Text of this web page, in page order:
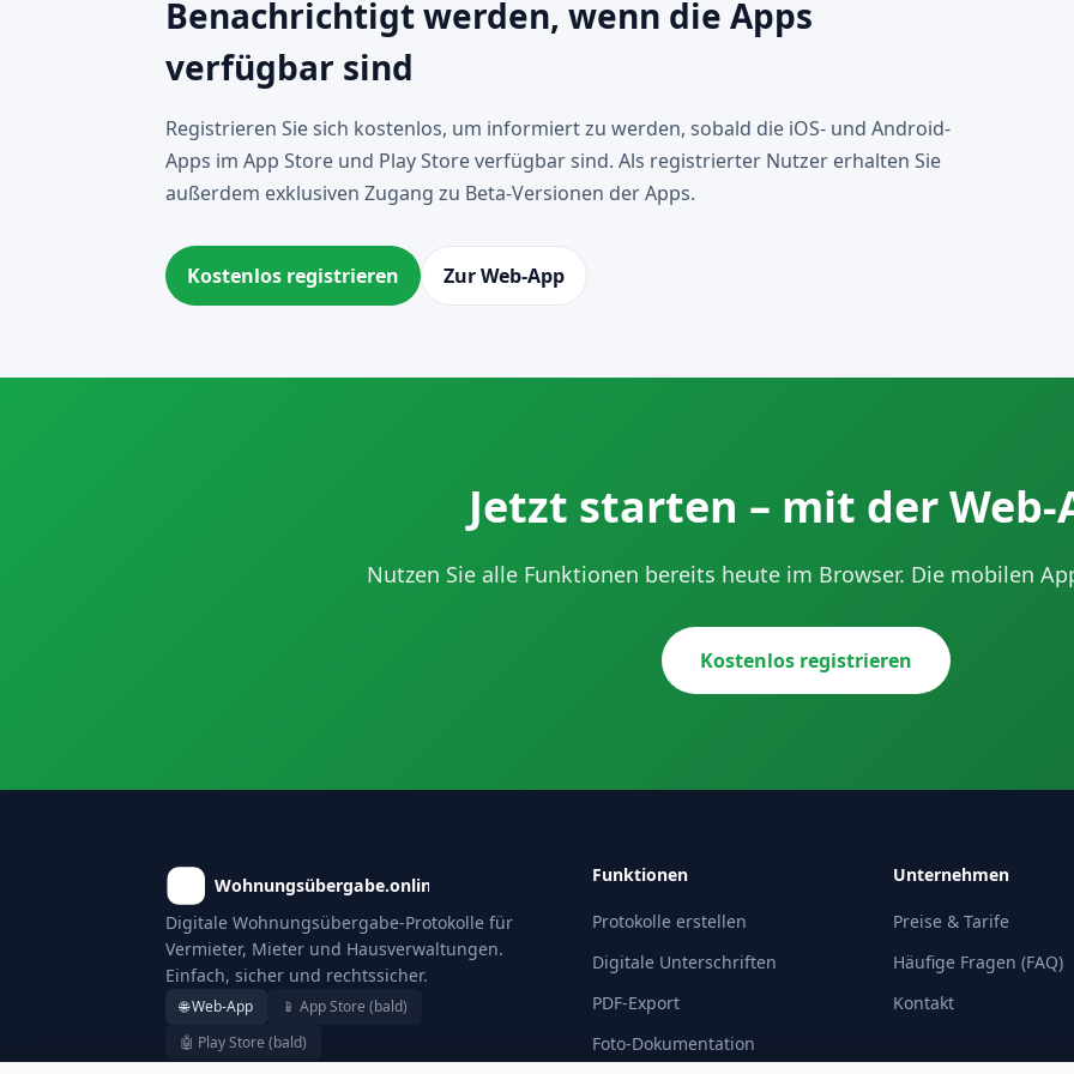
Benachrichtigt werden, wenn die Apps
verfügbar sind
Registrieren Sie sich kostenlos, um informiert zu werden, sobald die iOS- und Android-
Apps im App Store und Play Store verfügbar sind. Als registrierter Nutzer erhalten Sie
außerdem exklusiven Zugang zu Beta-Versionen der Apps.
Kostenlos registrieren Zur Web-App
Jetzt starten – mit der Web-
Nutzen Sie alle Funktionen bereits heute im Browser. Die mobilen
Kostenlos registrieren
Digitale Wohnungsübergabe-Protokolle für
Vermieter, Mieter und Hausverwaltungen.
Einfach, sicher und rechtssicher.
🌐 Web-App
📱 App Store (bald)
🤖 Play Store (bald)
Funktionen
Protokolle erstellen
Digitale Unterschriften
PDF-Export
Foto-Dokumentation
Unternehmen
Preise & Tarife
Häufige Fragen (FAQ)
Kontakt